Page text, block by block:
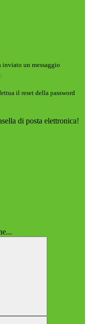
inviato un messaggio
il reset della password
di posta elettronica!